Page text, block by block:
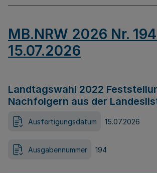
MB.NRW 2026 Nr.
15.07.2026
Landtagswahl 2022
Nachfolgern aus der
Ausfertigungsdatum 15.07.2026
Ausgabennummer 194